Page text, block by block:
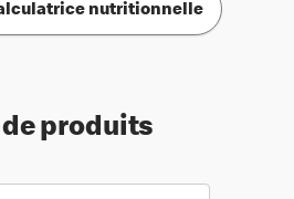
nutritionnelle
de produits